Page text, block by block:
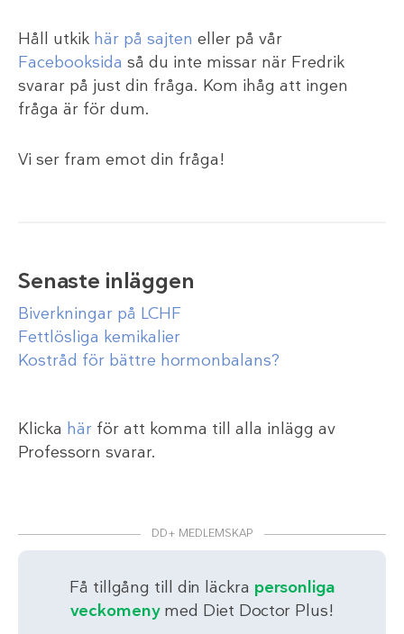
Håll utkik här på sajten eller på vår
Facebooksida så du inte missar när Fredrik
svarar på just din fråga. Kom ihåg att ingen
fråga är för dum.
Vi ser fram emot din fråga!
Senaste inläggen
Biverkningar på LCHF
Fettlösliga kemikalier
Kostråd för bättre hormonbalans?
Klicka här för att komma till alla inlägg av
Professorn svarar.
DD+ MEDLEMSKAP
Få tillgång till din läckra personliga
veckomenymed Diet Doctor Plus!